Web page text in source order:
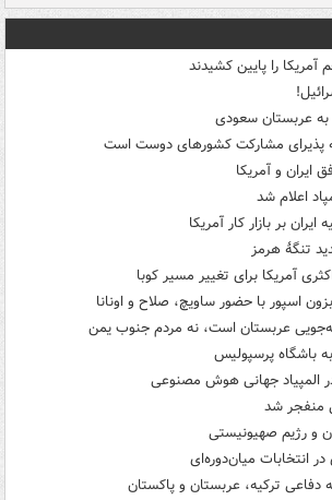
آمریکا را پایین کشیدند
عربستان سعودی
پذیرای مشارکت کشورهای دوست است
ایران و آمریکا
اعلام شد
بر بازار کار آمریکا
تنگۀ هرمز
آمریکا برای تغییر مسیر کوبا
اسپور با حضور ساویچ، صلاح و اونانا
عربستان است، نه مردم جنوب یمن
باشگاه پرسپولیس
المپیاد جهانی هوش مصنوعی
منفجر شد
و رژیم صهیونیستی
انتخابات میان‌دوره‌ای
دفاعی ترکیه، عربستان و پاکستان